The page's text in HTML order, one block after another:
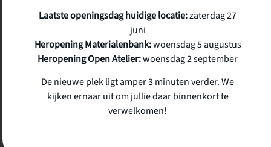
Laatste openingsdag huidige locatie:zaterdag 27
juni
Heropening Materialenbank:woensdag 5 augustus
Heropening Open Atelier:woensdag 2 september
De nieuwe plek ligt amper 3 minuten verder. We
kijken ernaar uit om jullie daar binnenkort te
verwelkomen!